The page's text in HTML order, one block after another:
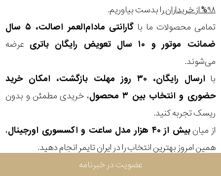
۹۸% از خریداران
را بدست بیاوریم.
تمامی محصولات ما با
گارانتی مادام‌العمر اصالت، ۵ سال
ضمانت موتور و ۱۰ سال تعویض رایگان باتری
عرضه
می‌شوند.
با
ارسال رایگان، ۳۰ روز مهلت بازگشت، امکان خرید
حضوری و انتخاب بین ۳ محصول
، خریدی مطمئن و بدون
ریسک تجربه کنید.
از میانبیش از ۴۰ هزار مدل ساعت و اکسسوری اورجینال
،
همین امروز بهترین انتخاب را در ایران تایمر انجام دهید.
مقاوم
در
شکل
قاب
ویژگی
عضویت در خبرنامه